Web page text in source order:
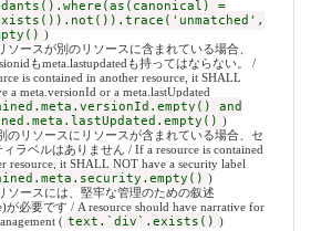
=
)
ソースが別のリソースに含まれている場合、
もmeta.lastupdatedも持ってはならない。 /
is contained in another resource, it SHALL
a meta.versionId or a meta.lastUpdated
and
)
のリソースにリソースが含まれている場合、セ
ィラベルはありません / If a resource is contained
resource, it SHALL NOT have a security label
)
ソースには、堅牢な管理のための叙述
が必要です / A resource should have narrative for
( text.`div`.exists() )